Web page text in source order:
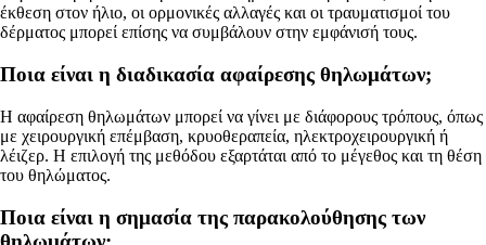
έκθεση στον ήλιο, οι ορμονικές αλλαγές και οι τραυματισμοί του
δέρματος μπορεί επίσης να συμβάλουν στην εμφάνισή τους.
Ποια είναι η διαδικασία αφαίρεσης θηλωμάτων;
Η αφαίρεση θηλωμάτων μπορεί να γίνει με διάφορους τρόπους, όπως
με χειρουργική επέμβαση, κρυοθεραπεία, ηλεκτροχειρουργική ή
λέιζερ. Η επιλογή της μεθόδου εξαρτάται από το μέγεθος και τη θέση
του θηλώματος.
Ποια είναι η σημασία της παρακολούθησης των